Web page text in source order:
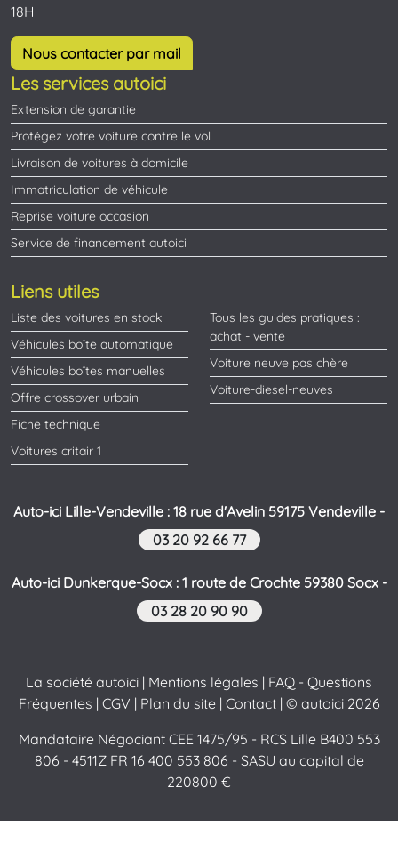
18H
Nous contacter par mail
Les services autoici
Extension de garantie
Protégez votre voiture contre le vol
Livraison de voitures à domicile
Immatriculation de véhicule
Reprise voiture occasion
Service de financement autoici
Liens utiles
Liste des voitures en stock
Véhicules boîte automatique
Véhicules boîtes manuelles
Offre crossover urbain
Fiche technique
Voitures critair 1
Tous les guides pratiques :
achat - vente
Voiture neuve pas chère
Voiture-diesel-neuves
Auto-ici Lille-Vendeville : 18 rue d'Avelin 59175 Vendeville -
03 20 92 66 77
Auto-ici Dunkerque-Socx : 1 route de Crochte 59380 Socx -
03 28 20 90 90
La société autoici | Mentions légales | FAQ - Questions
Fréquentes | CGV | Plan du site| Contact| © autoici 2026
Mandataire Négociant CEE 1475/95 - RCS Lille B400 553
806 - 4511Z FR 16 400 553 806 - SASU au capital de
220800 €